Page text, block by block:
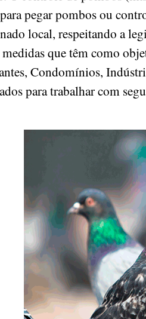
pegar pombos ou
local, respeitando a
medidas que têm como
Condomínios,
para trabalhar com